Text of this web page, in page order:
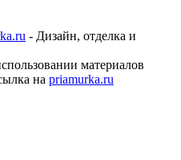
- Дизайн, отделка и
материалов
на priamurka.ru